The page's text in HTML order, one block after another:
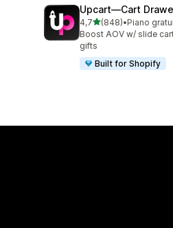
Upcart—Cart
4,7stelle su 5
(848)
848 recensioni totali
•Piano
Boost AOV w/ slide
gifts
Built for Shopify